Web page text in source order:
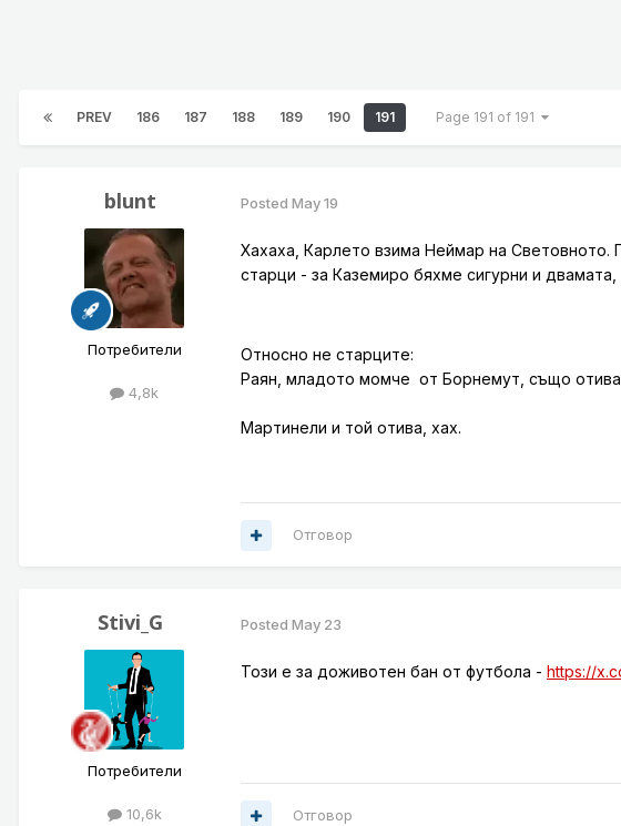
PREV 186 187 188 189 190 191 Page 191 of 191
blunt
Потребители
4,8k
Posted May 19
Хахаха, Карлето взима Неймар на
старци - за Каземиро бяхме сигурни и
Относно не старците:
Раян, младото момче от Борнемут, също
Мартинели и той отива, хах.
Отговор
Stivi_G
Потребители
10,6k
Posted May 23
Този е за доживотен бан от футбола - https://
Отговор